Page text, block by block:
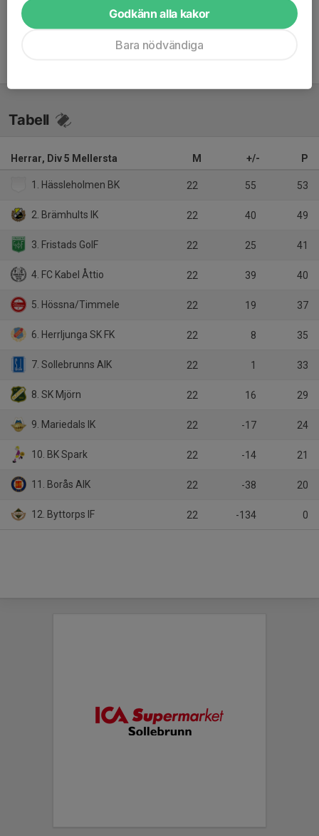
Inget referat skrivet
Tabell
Herrar, Div 5 Mellersta M +/- P
1. Hässleholmen BK 22 55 53
2. Brämhults IK 22 40 49
3. Fristads GoIF 22 25 41
4. FC Kabel Åttio 22 39 40
5. Hössna/Timmele 22 19 37
6. Herrljunga SK FK 22 8 35
7. Sollebrunns AIK 22 1 33
8. SK Mjörn 22 16 29
9. Mariedals IK 22 -17 24
10. BK Spark 22 -14 21
11. Borås AIK 22 -38 20
12. Byttorps IF 22 -134 0
Godkänn alla kakor
Bara nödvändiga